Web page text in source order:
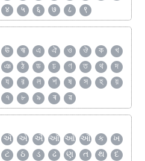
४ ५ ६ ७ ८ ९
ঊ ঋ এ ঐ ও ঔ ক
খ
ঞ ঠ ড ঢ ণ ত থ
দ
য র ল শ ষ স হ
য়
৭ ৮ ৯ ৰ ৱ
ઍ એ ઐ ઑ ઓ ઔ ક
ખ
ટ ઠ ડ ઢ ણ ત થ
દ